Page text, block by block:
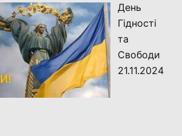
День
Гідності
та
Свободи
21.11.2024